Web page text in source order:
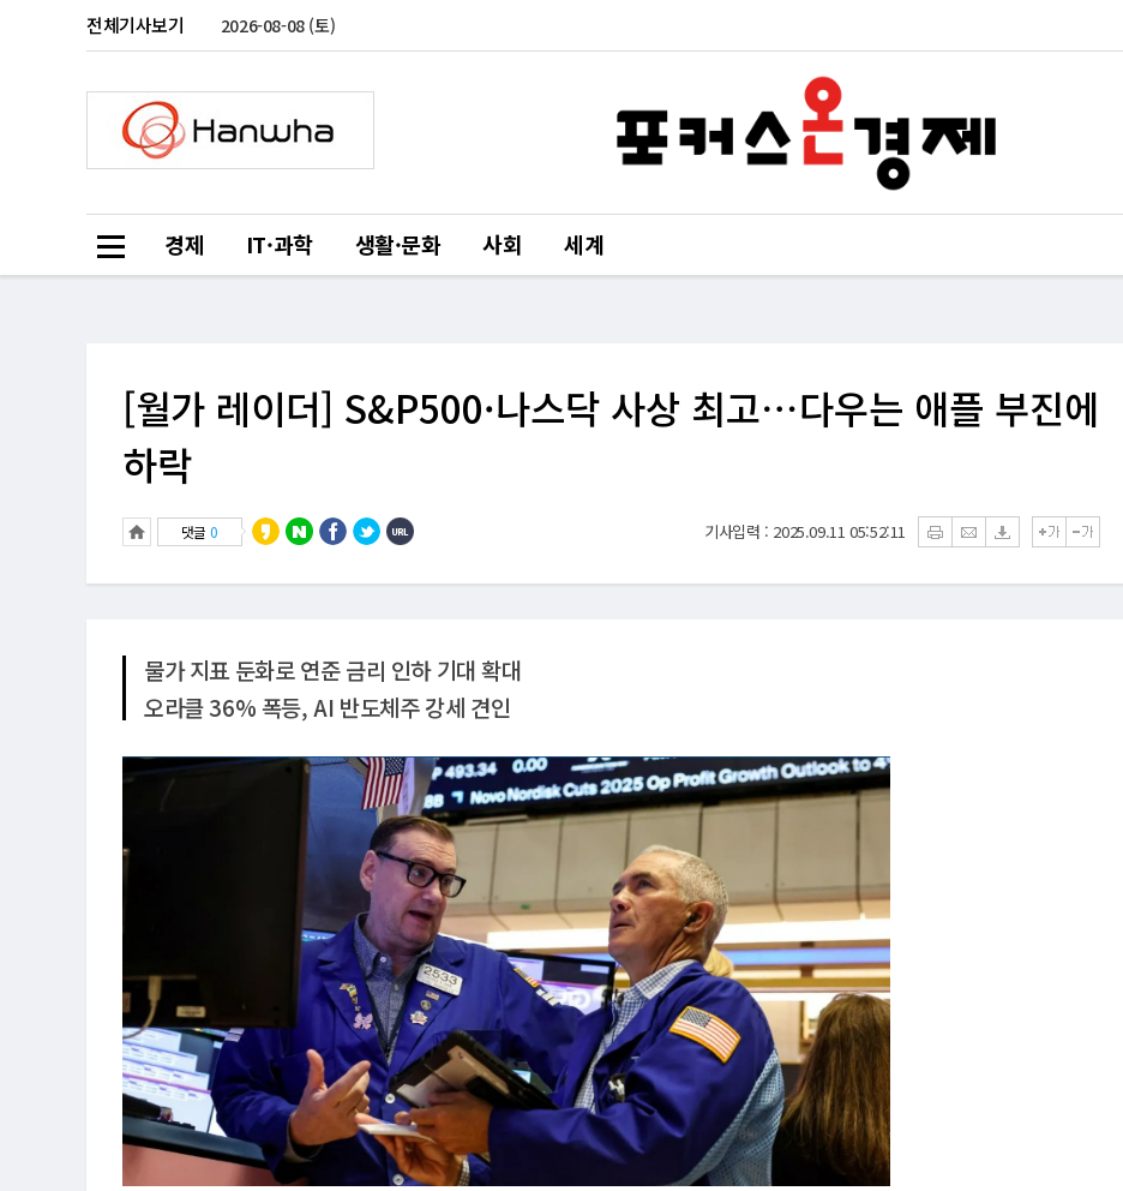
전체기사보기 2026-08-08 (토)
경제 IT·과학 생활·문화 사회 세계
[월가 레이더] S&P500·나스닥 사상 최고⋯다우는 애플 부진에
하락
댓글 0 기사입력 : 2025.09.11 05:52:11
물가 지표 둔화로 연준 금리 인하 기대 확대
오라클 36% 폭등, AI 반도체주 강세 견인